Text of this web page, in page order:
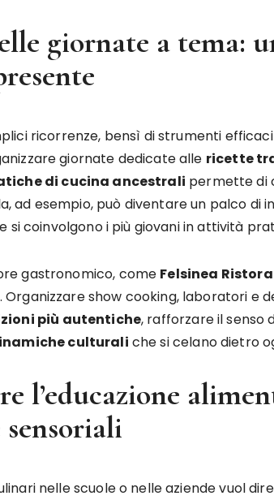
giornate a tema:
ricorrenze, bensì di strumenti
giornate dedicate alle ricette
di cucina ancestrali permette di
ad esempio, può diventare un palco di
si coinvolgono i più giovani in attività
gastronomico, come Felsinea
show cooking, laboratori e
più autentiche, rafforzare il senso
culturali che si celano dietro
l’educazione
sensoriali
nelle scuole o nelle aziende vuol